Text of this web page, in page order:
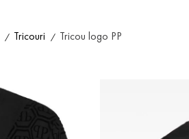
Tricouri Tricou logo PP